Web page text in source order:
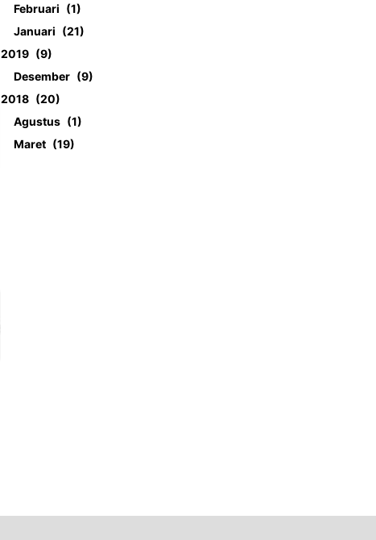
Februari
1
Januari
21
2019
9
Desember
9
2018
20
Agustus
1
Maret
19